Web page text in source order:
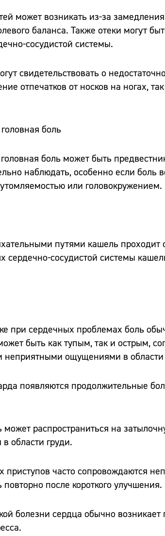
может возникать из-за
баланса. Также отеки могут
сосудистой системы.
свидетельствовать о
отпечатков от носков на ногах,
боль
боль может быть
наблюдать, особенно если боль
или головокружением.
путями кашель проходит
сердечно-сосудистой системы
при сердечных проблемах боль
быть как тупым, так и острым,
ощущениями в области
появляются продолжительные
распространиться на
области груди.
приступов часто сопровождаются
после короткого улучшения.
болезни сердца обычно